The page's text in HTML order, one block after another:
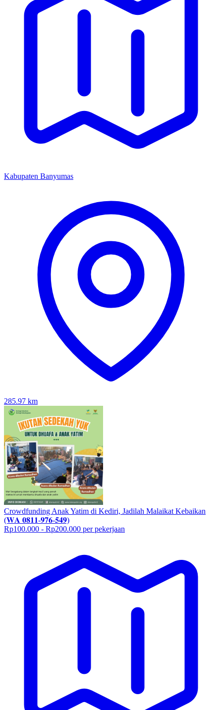
Kabupaten Banyumas
285.97 km
Crowdfunding Anak Yatim di Kediri, Jadilah Malaikat Kebaikan
(𝐖𝐀 𝟎𝟖𝟏𝟏-𝟗𝟕𝟔-𝟓𝟒𝟗)
Rp100.000 - Rp200.000 per pekerjaan